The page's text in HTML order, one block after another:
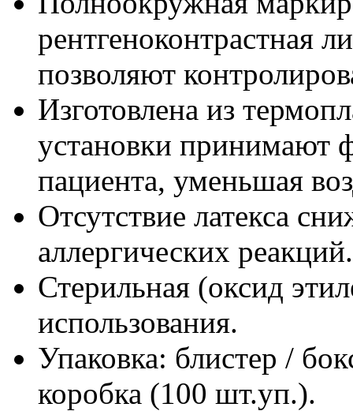
рентгеноконтрастная
позволяют
Изготовлена из
установки принимают
пациента, уменьшая
Отсутствие латекса
аллергических реакций.
Стерильная (оксид
использования.
Упаковка: блистер /
коробка (100 шт.уп.).